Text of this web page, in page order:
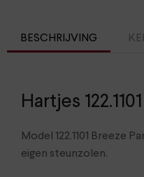
BESCHRIJVING
Hartjes
Model 122.1101
eigen steunzolen.